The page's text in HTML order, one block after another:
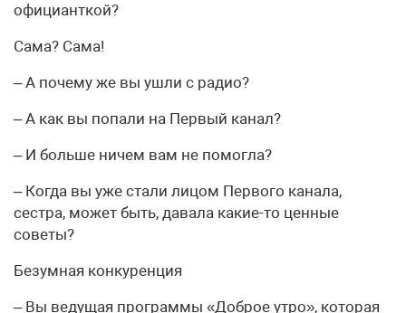
официанткой?
Сама? Сама!
– А почему же вы ушли с радио?
– А как вы попали на Первый канал?
– И больше ничем вам не помогла?
– Когда вы уже стали лицом Первого канала,
сестра, может быть, давала какие-то ценные
советы?
Безумная конкуренция
– Вы ведущая программы «Доброе утро», которая